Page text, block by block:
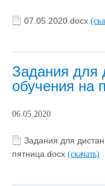
07.05.2020.docx
Задания для
обучения на
06.05.2020
Задания для
пятница.docx (скачать)